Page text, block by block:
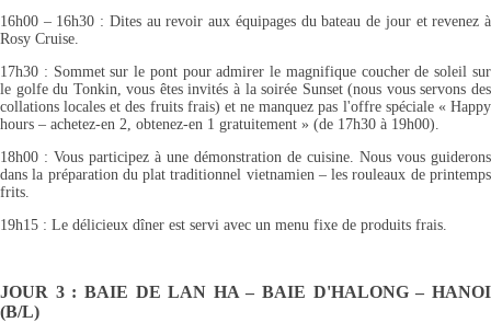
16h00 – 16h30 : Dites au revoir aux équipages du bateau de jour et revenez à
Rosy Cruise.
17h30 : Sommet sur le pont pour admirer le magnifique coucher de soleil sur
le golfe du Tonkin, vous êtes invités à la soirée Sunset (nous vous servons des
collations locales et des fruits frais) et ne manquez pas l'offre spéciale « Happy
hours – achetez-en 2, obtenez-en 1 gratuitement » (de 17h30 à 19h00).
18h00 : Vous participez à une démonstration de cuisine. Nous vous guiderons
dans la préparation du plat traditionnel vietnamien – les rouleaux de printemps
frits.
19h15 : Le délicieux dîner est servi avec un menu fixe de produits frais.
JOUR 3 : BAIE DE LAN HA – BAIE D'HALONG – HANOI
(B/L)